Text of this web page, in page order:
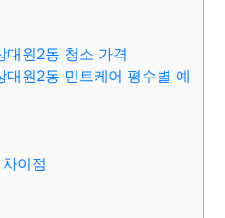
대원2동 청소 가격
대원2동 민트케어 평수별 예
이점